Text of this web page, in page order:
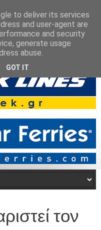
τον
to deliver its services
and user-agent are
and security
generate usage
abuse.
GOT IT